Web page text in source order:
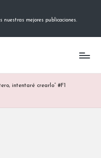
nuestras mejores publicaciones.
intentaré crearlo” #F1